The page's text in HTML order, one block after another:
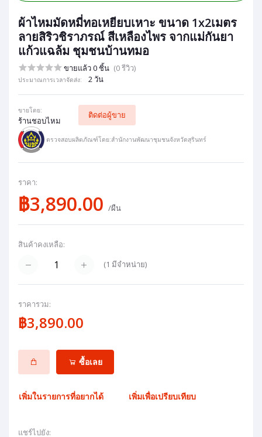
ผ้าไหมมัดหมี่ทอเหยียบเหาะ ขนาด 1x2เมตร
ลายสิริวชิราภรณ์ สีเหลืองไพร จากแม่กันยา
แก้วแฉล้ม ชุมชนบ้านทมอ
ขายแล้ว 0 ชิ้น (0 รีวิว)
ประมาณการเวลาจัดส่ง: 2 วัน
ขายโดย:
ร้านชอบไหม
ติดต่อผู้ขาย
ตรวจสอบผลิตภัณฑ์โดย:สำนักงานพัฒนาชุมชนจังหวัดสุรินทร์
ราคา:
฿3,890.00 /ผืน
สินค้าคงเหลือ:
(1 มีจำหน่าย)
ราคารวม:
฿3,890.00
ซื้อเลย
เพิ่มในรายการที่อยากได้ เพิ่มเพื่อเปรียบเทียบ
แชร์ไปยัง: